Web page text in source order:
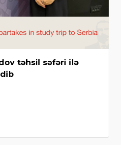
təhsil səfəri ilə